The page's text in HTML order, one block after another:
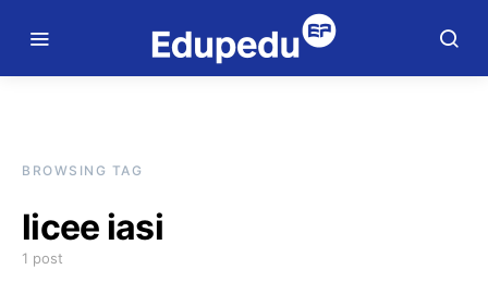
BROWSING TAG
licee iasi
1 post